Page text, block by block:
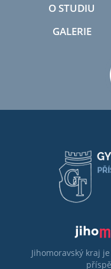
O STUDIU
GALERIE
Jihomoravský kraj